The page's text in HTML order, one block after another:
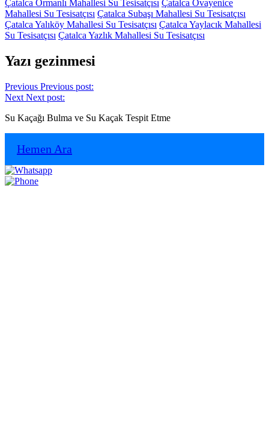
Çatalca Ormanlı Mahallesi Su Tesisatçısı Çatalca Ovayenice
Mahallesi Su Tesisatçısı Çatalca Subaşı Mahallesi Su Tesisatçısı
Çatalca Yalıköy Mahallesi Su Tesisatçısı Çatalca Yaylacık Mahallesi
Su Tesisatçısı Çatalca Yazlık Mahallesi Su Tesisatçısı
Yazı gezinmesi
Previous Previous post:
Next Next post:
Su Kaçağı Bulma ve Su Kaçak Tespit Etme
Hemen Ara